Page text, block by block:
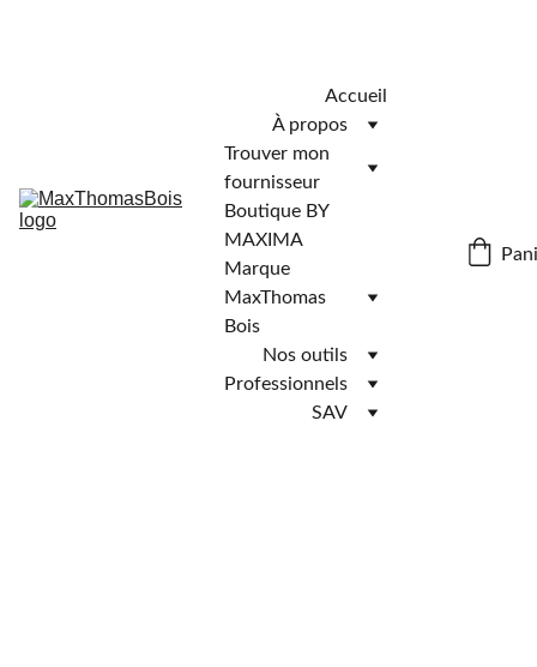
Accueil
À propos
Trouver mon
fournisseur
Boutique BY
MAXIMA
Marque
MaxThomas
Bois
Nos outils
Professionnels
SAV